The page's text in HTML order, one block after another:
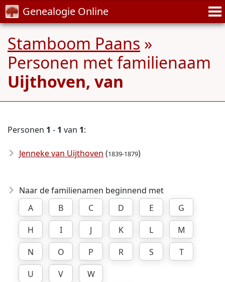
Genealogie Online
Stamboom Paans »
Personen met familienaam
Uijthoven, van
Personen 1 - 1 van 1:
Jenneke van Uijthoven (1839-1879)
Naar de familienamen beginnend met
A
B C D E
G
H
I J K L
M
N
O P R S
T
U
V
W